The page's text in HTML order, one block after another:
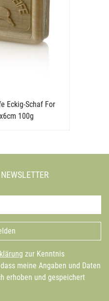
Eckig-Schaf For
100g
zur Kenntnis
meine Angaben und Daten
erhoben und gespeichert